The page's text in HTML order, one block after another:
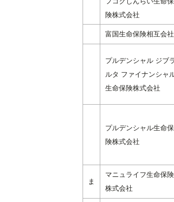
険株式会社
富国生命保険相互会社
プルデンシャル ジブ
ルタ ファイナンシャ
生命保険株式会社
プルデンシャル生命保
険株式会社
ま
マニュライフ生命保険
株式会社